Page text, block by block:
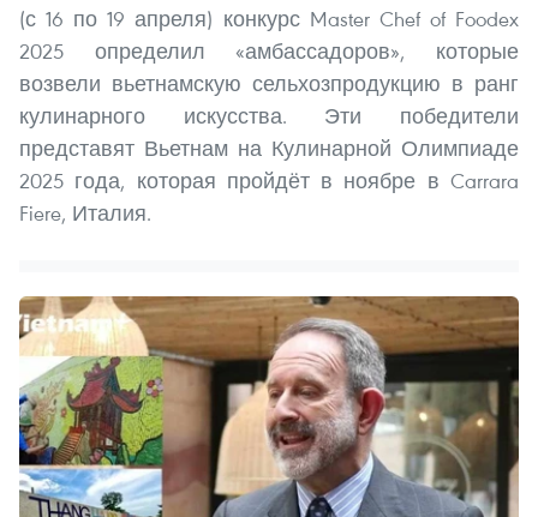
(с 16 по 19 апреля) конкурс Master Chef of Foodex
2025 определил «амбассадоров», которые
возвели вьетнамскую сельхозпродукцию в ранг
кулинарного искусства. Эти победители
представят Вьетнам на Кулинарной Олимпиаде
2025 года, которая пройдёт в ноябре в Carrara
Fiere, Италия.